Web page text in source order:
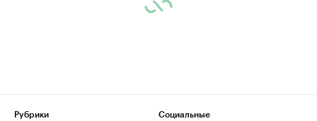
Рубрики
Социальные